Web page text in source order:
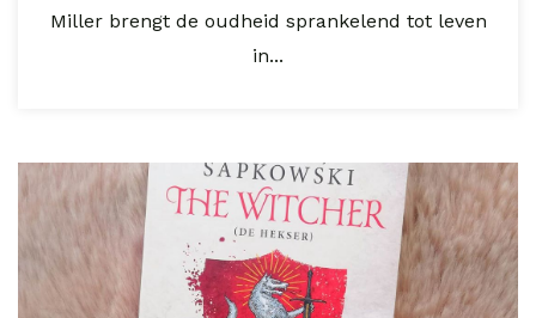
Miller brengt de oudheid sprankelend tot leven
in...